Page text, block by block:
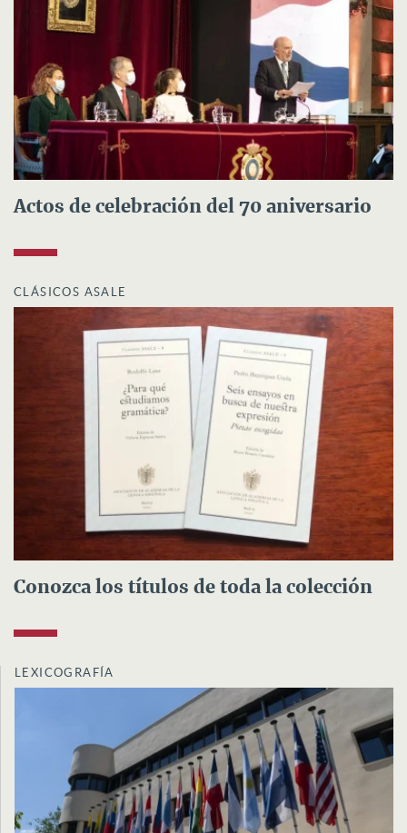
Actos de celebración del 70 aniversario
CLÁSICOS ASALE
Conozca los títulos de toda la colección
LEXICOGRAFÍA